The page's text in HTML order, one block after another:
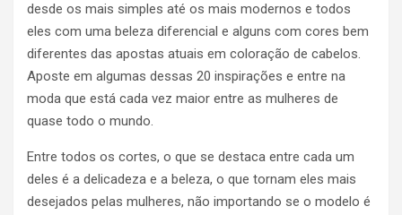
desde os mais simples até os mais modernos e todos
eles com uma beleza diferencial e alguns com cores bem
diferentes das apostas atuais em coloração de cabelos.
Aposte em algumas dessas 20 inspirações e entre na
moda que está cada vez maior entre as mulheres de
quase todo o mundo.
Entre todos os cortes, o que se destaca entre cada um
deles é a delicadeza e a beleza, o que tornam eles mais
desejados pelas mulheres, não importando se o modelo é